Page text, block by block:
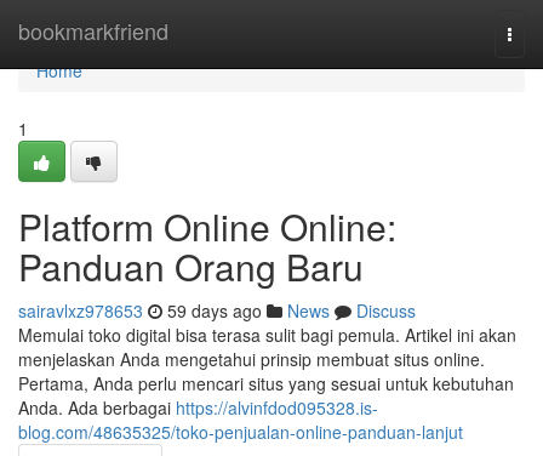
bookmarkfriend
Home
Home
1
Platform Online Online:
Panduan Orang Baru
sairavlxz978653 59 days ago News
Discuss
Memulai toko digital bisa terasa sulit bagi pemula. Artikel ini akan
menjelaskan Anda mengetahui prinsip membuat situs online.
Pertama, Anda perlu mencari situs yang sesuai untuk kebutuhan
Anda. Ada berbagai https://alvinfdod095328.is-
blog.com/48635325/toko-penjualan-online-panduan-lanjut